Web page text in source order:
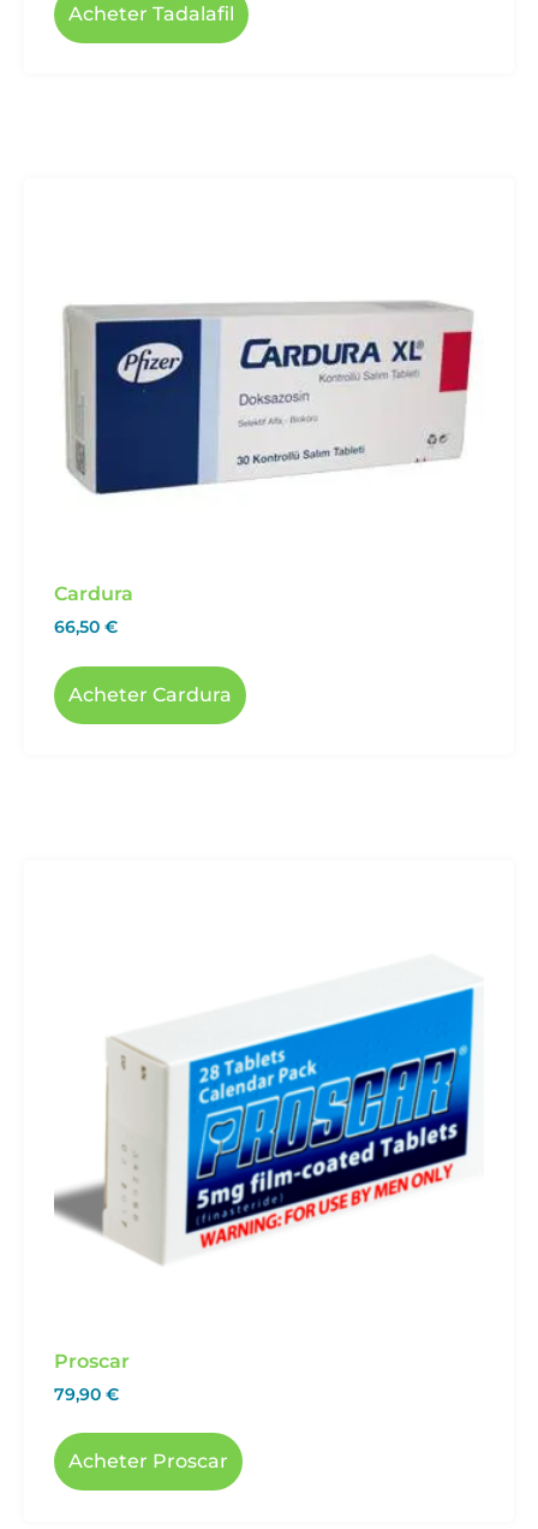
Acheter Tadalafil
Cardura
66,50 €
Acheter Cardura
Proscar
79,90 €
Acheter Proscar